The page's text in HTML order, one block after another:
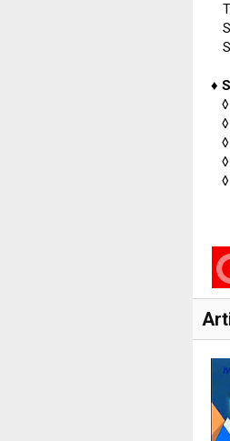
♦
◊
◊
◊
◊
◊